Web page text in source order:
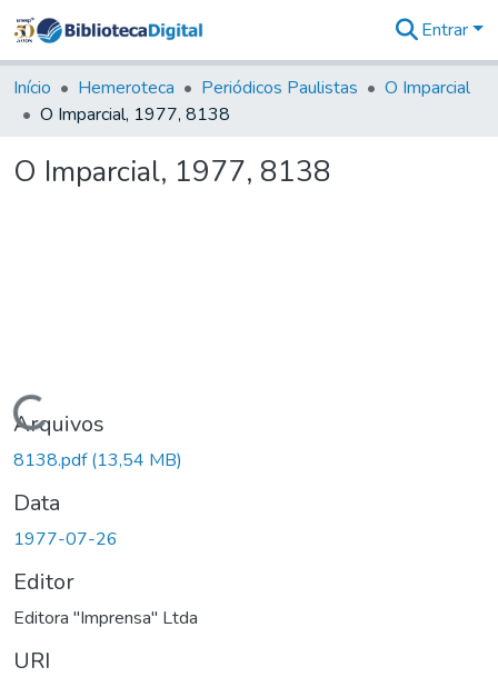
&
Coleções
Tudo na
Digital
Entrar
Início Hemeroteca Periódicos Paulistas
O Imparcial
O Imparcial, 1977, 8138
O Imparcial, 1977, 8138
Carregando...
Arquivos
8138.pdf(13,54 MB)
Data
1977-07-26
Editor
Editora "Imprensa" Ltda
URI